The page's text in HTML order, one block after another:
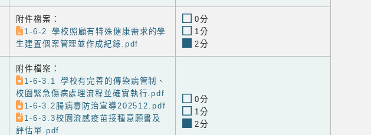
附件檔案：
1-6-2 學校照顧有特殊健康需求的學
生建置個案管理並作成紀錄.pdf
0分
1分
2分
附件檔案：
1-6-3.1 學校有完善的傳染病管制、
校園緊急傷病處理流程並確實執行.pdf
1-6-3.2腸病毒防治宣導202512.pdf
1-6-3.3校園流感疫苗接種意願書及
評估單.pdf
0分
1分
2分